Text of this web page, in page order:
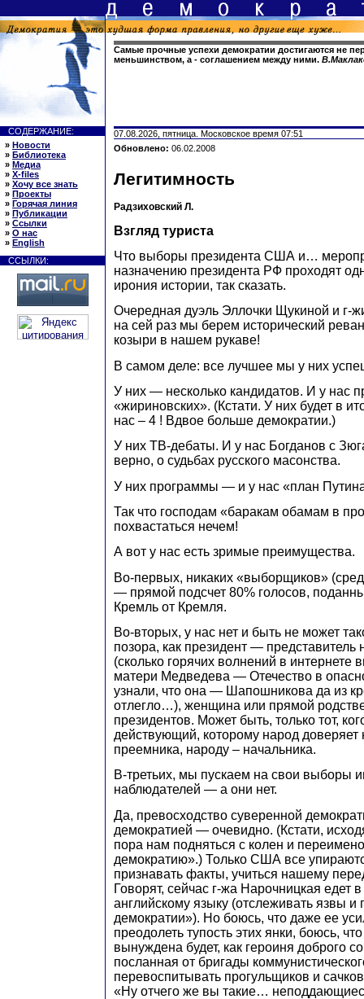
Самые прочные успехи демократии достигаются не
меньшинством, а - соглашением между ними.
СОДЕРЖАНИЕ:
» Новости
» Библиотека
» Медиа
» X-files
» Хочу все знать
» Проекты
» Горячая линия
» Публикации
» Ссылки
» О нас
» English
ССЫЛКИ:
07.08.2026, пятница. Московское время 07:51
Обновлено: 06.02.2008
Легитимность
Радзиховский Л.
Взгляд туриста
Что выборы президента США и…
назначению президента РФ проходят
ирония истории, так сказать.
Очередная дуэль Эллочки Щукиной и г-
на сей раз мы берем исторический
козыри в нашем рукаве!
В самом деле: все лучшее мы у них
У них — несколько кандидатов. И у нас
«жириновских». (Кстати. У них будет в
нас – 4 ! Вдвое больше демократии.)
У них ТВ-дебаты. И у нас Богданов с
верно, о судьбах русского масонства.
У них программы — и у нас «план
Так что господам «баракам обамам в
похвастаться нечем!
А вот у нас есть зримые преимущества.
Во-первых, никаких «выборщиков»
— прямой подсчет 80% голосов,
Кремль от Кремля.
Во-вторых, у нас нет и быть не может
позора, как президент —
(сколько горячих волнений в интернете
матери Медведева — Отечество в
узнали, что она — Шапошникова да из
отлегло…), женщина или прямой
президентов. Может быть, только тот,
действующий, которому народ доверяет
преемника, народу – начальника.
В-третьих, мы пускаем на свои выборы
наблюдателей — а они нет.
Да, превосходство суверенной
демократией — очевидно. (Кстати,
пора нам подняться с колен и
демократию».) Только США все
признавать факты, учиться нашему
Говорят, сейчас г-жа Нарочницкая едет
английскому языку (отслеживать язвы и
демократии»). Но боюсь, что даже ее
преодолеть тупость этих янки, боюсь,
вынуждена будет, как героиня доброго
посланная от бригады
перевоспитывать прогульщиков и
«Ну отчего же вы такие…